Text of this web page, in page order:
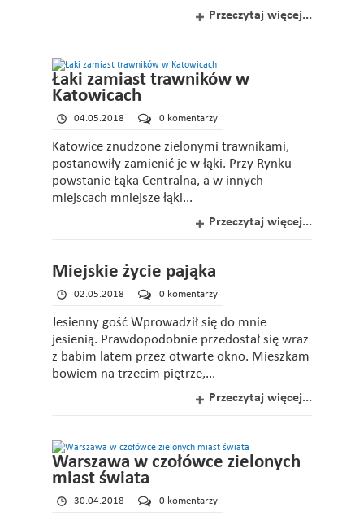
Przeczytaj więcej...
Łaki zamiast trawników w
Katowicach
04.05.2018 0 komentarzy
Katowice znudzone zielonymi trawnikami,
postanowiły zamienić je w łąki. Przy Rynku
powstanie Łąka Centralna, a w innych
miejscach mniejsze łąki...
Przeczytaj więcej...
Miejskie życie pająka
02.05.2018 0 komentarzy
Jesienny gość Wprowadził się do mnie
jesienią. Prawdopodobnie przedostał się wraz
z babim latem przez otwarte okno. Mieszkam
bowiem na trzecim piętrze,...
Przeczytaj więcej...
Warszawa w czołówce zielonych
miast świata
30.04.2018 0 komentarzy